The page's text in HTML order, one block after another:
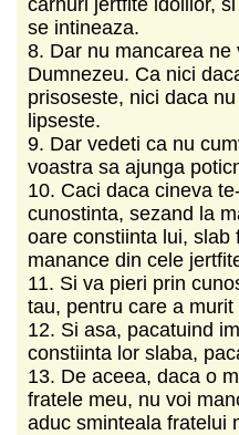
se intineaza.
8. Dar nu mancarea ne
Dumnezeu. Ca nici
prisoseste, nici daca
lipseste.
9. Dar vedeti ca nu
voastra sa ajunga
10. Caci daca cineva
cunostinta, sezand la
oare constiinta lui, slab
manance din cele
11. Si va pieri prin
tau, pentru care a murit
12. Si asa, pacatuind
constiinta lor slaba,
13. De aceea, daca o
fratele meu, nu voi
aduc sminteala fratelui